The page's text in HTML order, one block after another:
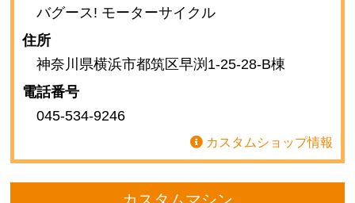
バグース! モーターサイクル
住所
神奈川県横浜市都筑区早渕1-25-28-B棟
電話番号
045-534-9246
カスタムショップ情報
カスタムマシン